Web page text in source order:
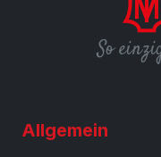
So
Allgemein